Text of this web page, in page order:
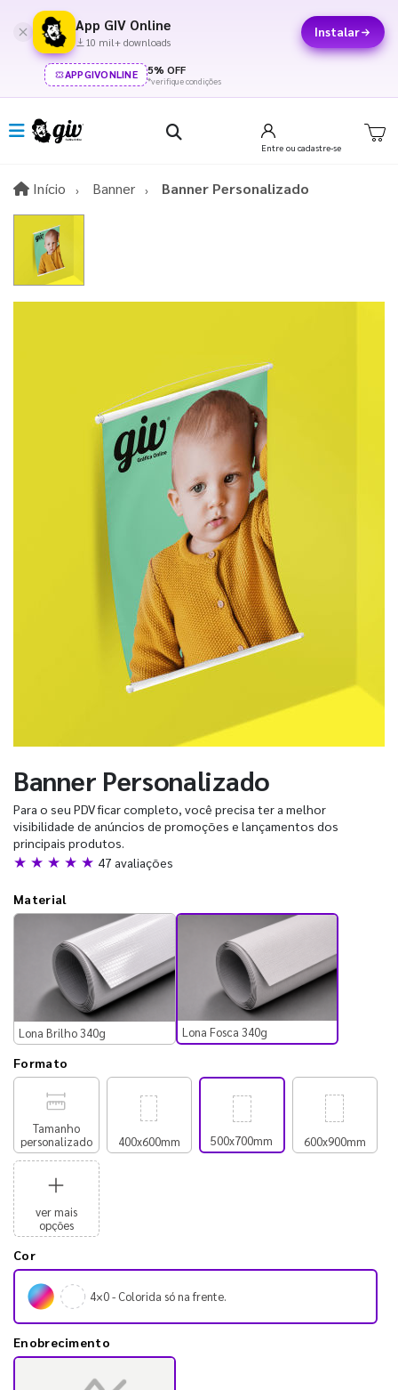
App GIV Online
10 mil+ downloads
Instalar
APPGIVONLINE 5% OFF
*verifique condições
Entre ou cadastre-se
Início InícioBanner Banner Personalizado
Banner Personalizado
Para o seu PDV ficar completo, você precisa ter a melhor
visibilidade de anúncios de promoções e lançamentos dos
principais produtos.
★ ★ ★ ★ ★ 47 avaliações
Material
Lona Brilho 340g Lona Fosca 340g
Formato
Tamanho
personalizado
400x600mm 500x700mm 600x900mm
ver mais
opções
Cor
4×0 - Colorida só na frente.
Enobrecimento